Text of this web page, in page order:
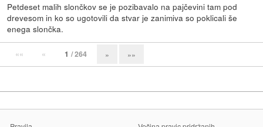
Petdeset malih slončkov se je pozibavalo na pajčevini tam pod
drevesom in ko so ugotovili da stvar je zanimiva so poklicali še
enega slončka.
«« « 1 / 264 » »»